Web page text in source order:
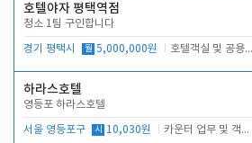
호텔야자 평택역점
청소 1팀 구인합니다
경기 평택시 월 5,000,000원 호텔객실 및 공용시설 청소 관리
하라스호텔
영등포 하라스호텔
서울 영등포구 시 10,030원 카운터 업무 및 객실관리(청소상태 확인, 객실판매)